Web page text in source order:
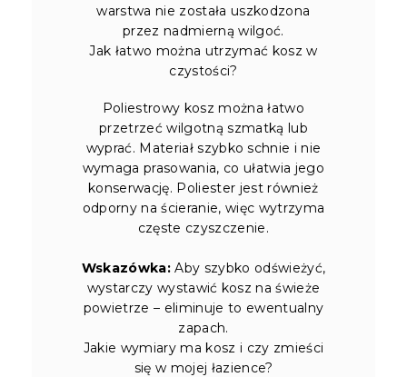
warstwa nie została uszkodzona
przez nadmierną wilgoć.
Jak łatwo można utrzymać kosz w
czystości?
Poliestrowy kosz można łatwo
przetrzeć wilgotną szmatką lub
wyprać. Materiał szybko schnie i nie
wymaga prasowania, co ułatwia jego
konserwację. Poliester jest również
odporny na ścieranie, więc wytrzyma
częste czyszczenie.
Wskazówka: Aby szybko odświeżyć,
wystarczy wystawić kosz na świeże
powietrze – eliminuje to ewentualny
zapach.
Jakie wymiary ma kosz i czy zmieści
się w mojej łazience?